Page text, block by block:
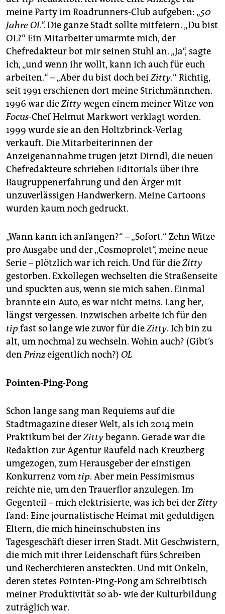
meine Party im Roadrunners-Club aufgeben: „50
Jahre OL“. Die ganze Stadt sollte mitfeiern. „Du bist
OL?“ Ein Mitarbeiter umarmte mich, der
Chefredakteur bot mir seinen Stuhl an. „Ja“, sagte
ich, „und wenn ihr wollt, kann ich auch für euch
arbeiten.“ – „Aber du bist doch beiZitty.“ Richtig,
seit 1991 erschienen dort meine Strichmännchen.
1996 war dieZittywegen einem meiner Witze von
Focus-Chef Helmut Markwort verklagt worden.
1999 wurde sie an den Holtzbrinck-Verlag
verkauft. Die Mitarbeiterinnen der
Anzeigenannahme trugen jetzt Dirndl, die neuen
Chefredakteure schrieben Editorials über ihre
Baugruppenerfahrung und den Ärger mit
unzuverlässigen Handwerkern. Meine Cartoons
wurden kaum noch gedruckt.
„Wann kann ich anfangen?“ – „Sofort.“ Zehn Witze
pro Ausgabe und der „Cosmoprolet“, meine neue
Serie – plötzlich war ich reich. Und für dieZitty
gestorben. Exkollegen wechselten die Straßenseite
und spuckten aus, wenn sie mich sahen. Einmal
brannte ein Auto, es war nicht meins. Lang her,
längst vergessen. Inzwischen arbeite ich für den
tipfast so lange wie zuvor für dieZitty. Ich bin zu
alt, um nochmal zu wechseln. Wohin auch? (Gibt’s
denPrinzeigentlich noch?) OL
Pointen-Ping-Pong
Schon lange sang man Requiems auf die
Stadtmagazine dieser Welt, als ich 2014 mein
Praktikum bei derZittybegann. Gerade war die
Redaktion zur Agentur Raufeld nach Kreuzberg
umgezogen, zum Herausgeber der einstigen
Konkurrenz vom tip. Aber mein Pessimismus
reichte nie, um den Trauerflor anzulegen. Im
Gegenteil – mich elektrisierte, was ich bei derZitty
fand: Eine journalistische Heimat mit geduldigen
Eltern, die mich hineinschubsten ins
Tagesgeschäft dieser irren Stadt. Mit Geschwistern,
die mich mit ihrer Leidenschaft fürs Schreiben
und Recherchieren ansteckten. Und mit Onkeln,
deren stetes Pointen-Ping-Pong am Schreibtisch
meiner Produktivität so ab- wie der Kulturbildung
zuträglich war.